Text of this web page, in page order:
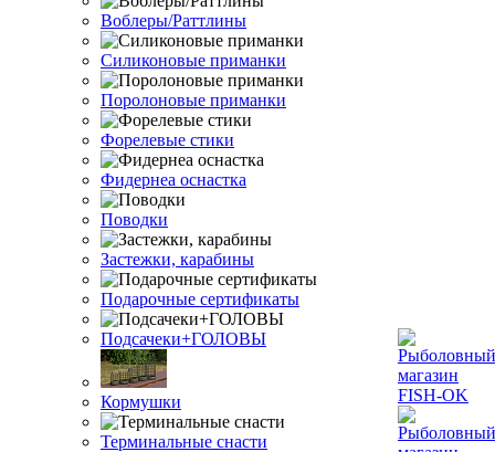
Воблеры/Раттлины
Силиконовые приманки
Поролоновые приманки
Форелевые стики
Фидернеа оснастка
Поводки
Застежки, карабины
Подарочные сертификаты
Подсачеки+ГОЛОВЫ
Кормушки
Терминальные снасти